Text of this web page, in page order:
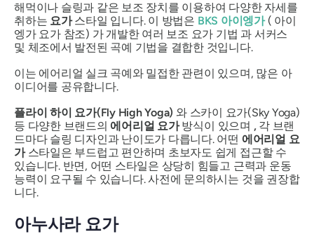
해먹이나 슬링과 같은 보조 장치를 이용하여 다양한 자세를
취하는 요가스타일 입니다. 이 방법은 BKS 아이엥가( 아이
엥가 요가 참조) 가 개발한 여러 보조 요가 기법 과 서커스
및 체조에서 발전된 곡예 기법을 결합한 것입니다.
이는 에어리얼 실크 곡예와 밀접한 관련이 있으며, 많은 아
이디어를 공유합니다.
플라이 하이 요가(Fly High Yoga) 와 스카이 요가(Sky Yoga)
등 다양한 브랜드의 에어리얼 요가방식이 있으며 ,각 브랜
드마다 슬링 디자인과 난이도가 다릅니다. 어떤 에어리얼 요
가스타일은 부드럽고 편안하며 초보자도 쉽게 접근할 수
있습니다. 반면, 어떤 스타일은 상당히 힘들고 근력과 운동
능력이 요구될 수 있습니다. 사전에 문의하시는 것을 권장합
니다.
아누사라 요가